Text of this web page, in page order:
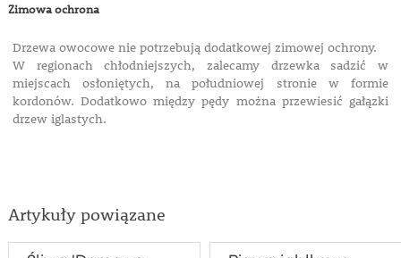
Zimowa ochrona
Drzewa owocowe nie potrzebują dodatkowej zimowej ochrony.
W regionach chłodniejszych, zalecamy drzewka sadzić w
miejscach osłoniętych, na południowej stronie w formie
kordonów. Dodatkowo między pędy można przewiesić gałązki
drzew iglastych.
Artykuły powiązane